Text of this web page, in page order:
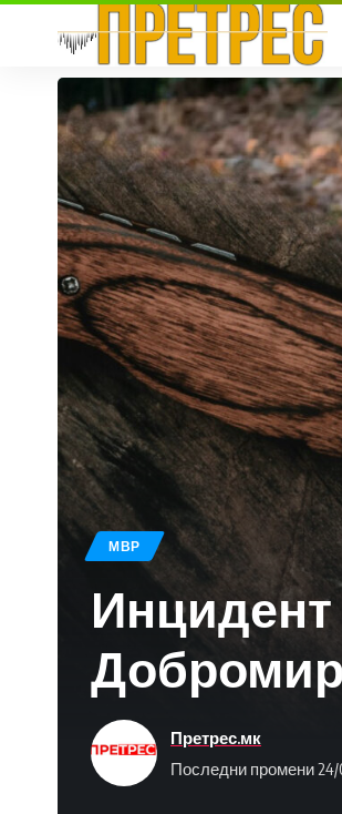
МВР
Последни промени 24/
Претрес.мк